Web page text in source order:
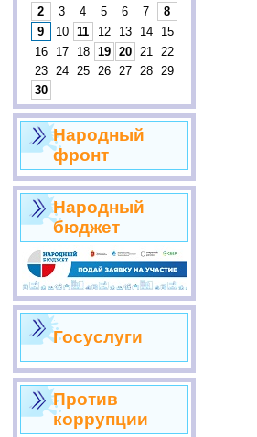
2
3 4 5 6 7
8
9
10 11 12 13 14
15
16
17 18 19 20 21
22
23
24 25 26 27 28
29
30
Народный
фронт
Народный
бюджет
Госуслуги
Против
коррупции